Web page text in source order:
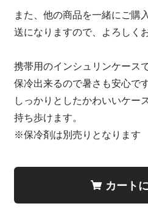
また、他の商品を一緒にご購
送になりますので、よろしく
携帯用のインシュリンケースで
保冷出来るので暑さも安心です
しっかりとしたかわいいケー
持ち歩けます。
※保冷剤は別売りとなります
カート